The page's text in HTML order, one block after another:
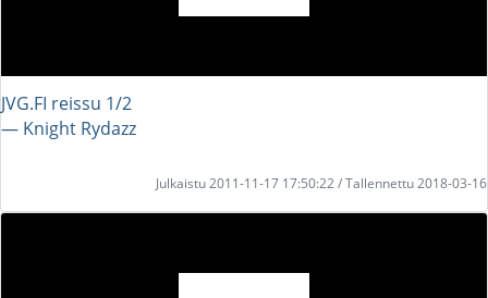
JVG.FI reissu 1/2
― Knight Rydazz
Julkaistu 2011-11-17 17:50:22 / Tallennettu 2018-03-16